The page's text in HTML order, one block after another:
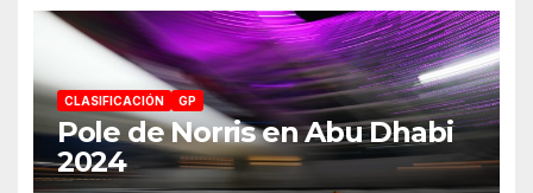
CLASIFICACIÓN GP
Pole de Norris en Abu Dhabi
2024